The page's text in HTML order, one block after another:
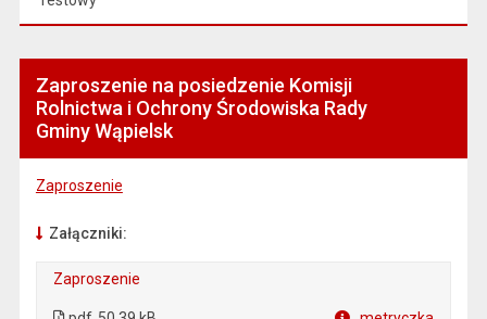
Zaproszenie na posiedzenie Komisji
Rolnictwa i Ochrony Środowiska Rady
Gminy Wąpielsk
Zaproszenie
Załączniki:
Zaproszenie